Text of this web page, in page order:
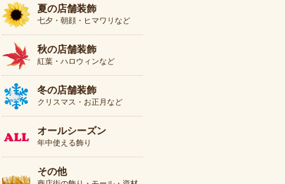
夏の店舗装飾
七夕・朝顔・ヒマワリなど
秋の店舗装飾
紅葉・ハロウィンなど
冬の店舗装飾
クリスマス・お正月など
オールシーズン
年中使える飾り
その他